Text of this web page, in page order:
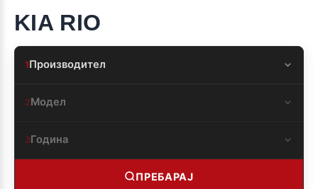
KIA RIO
1Производител
2Модел
3Година
ПРЕБАРАЈ